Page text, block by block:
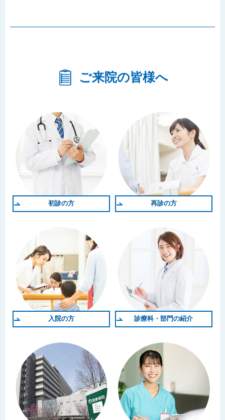
ご来院の皆様へ
初診の方 再診の方
入院の方 診療科・部門の紹介